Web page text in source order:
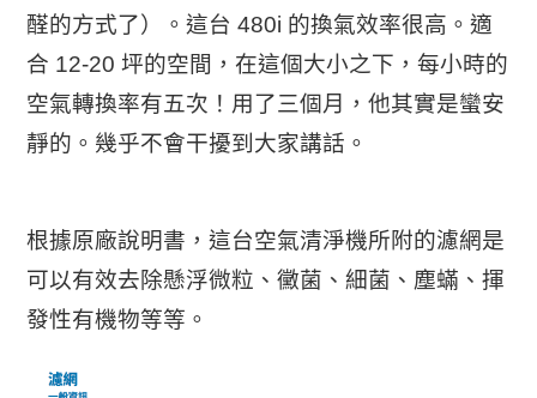
醛的方式了）。這台 480i 的換氣效率很高。適
合 12-20 坪的空間，在這個大小之下，每小時的
空氣轉換率有五次！用了三個月，他其實是蠻安
靜的。幾乎不會干擾到大家講話。
根據原廠說明書，這台空氣清淨機所附的濾網是
可以有效去除懸浮微粒、黴菌、細菌、塵蟎、揮
發性有機物等等。